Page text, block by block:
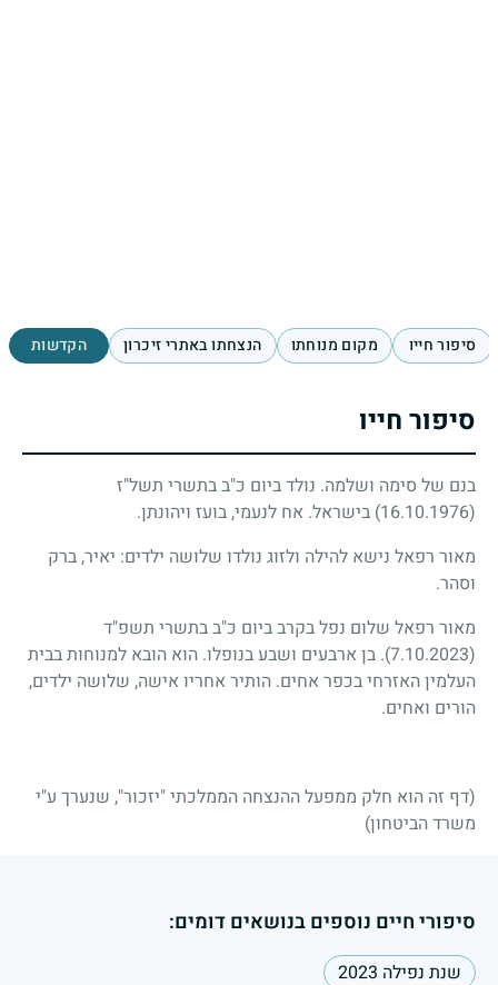
סיפור חייו מקום מנוחתו הנצחתו באתרי זיכרון הקדשות
סיפור חייו
בנם של סימה ושלמה. נולד ביום כ"ב בתשרי תשל"ז
(16.10.1976)
בישראל. אח לנעמי, בועז ויהונתן.
מאור רפאל נישא להילה ולזוג נולדו שלושה ילדים: יאיר, ברק
וסהר.
מאור רפאל שלום נפל בקרב ביום כ"ב בתשרי תשפ"ד
(7.10.2023)
. בן ארבעים ושבע בנופלו. הוא הובא למנוחות בבית
העלמין האזרחי בכפר אחים. הותיר אחריו אישה, שלושה ילדים,
הורים ואחים.
(דף זה הוא חלק ממפעל ההנצחה הממלכתי "יזכור", שנערך ע"י
משרד הביטחון)
סיפורי חיים נוספים בנושאים דומים:
שנת נפילה 2023